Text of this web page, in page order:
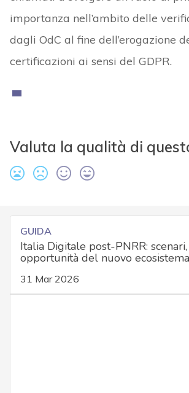
importanza nell’ambito delle
dagli OdC al fine dell’erogazione
certificazioni ai sensi del GDPR.
Valuta la qualità di
GUIDA
Italia Digitale post-PNRR:
opportunità del nuovo
31 Mar 2026